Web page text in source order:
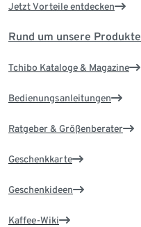
Jetzt Vorteile entdecken
Rund um unsere Produkte
Tchibo Kataloge & Magazine
Bedienungsanleitungen
Ratgeber & Größenberater
Geschenkkarte
Geschenkideen
Kaffee-Wiki